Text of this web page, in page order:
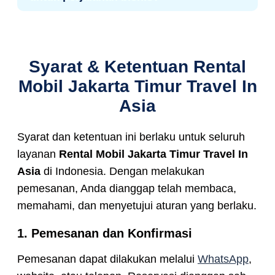
kebutuhan perusahaan.
Syarat & Ketentuan Rental
Mobil Jakarta Timur Travel In
Asia
Syarat dan ketentuan ini berlaku untuk seluruh
layanan Rental Mobil Jakarta Timur Travel In
Asiadi Indonesia. Dengan melakukan
pemesanan, Anda dianggap telah membaca,
memahami, dan menyetujui aturan yang berlaku.
1. Pemesanan dan Konfirmasi
Pemesanan dapat dilakukan melalui WhatsApp,